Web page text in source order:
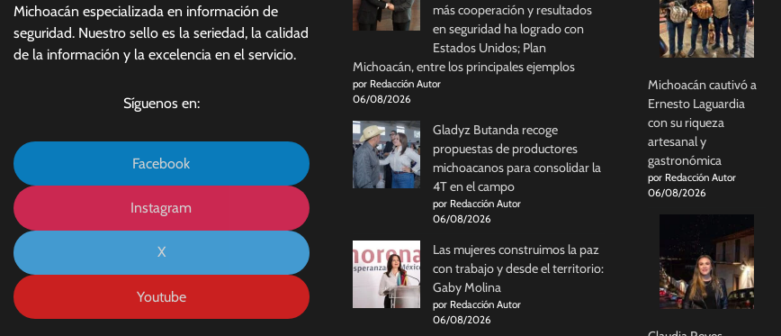
Michoacán especializada en información de
seguridad. Nuestro sello es la seriedad, la calidad
de la información y la excelencia en el servicio.
Síguenos en:
Facebook
Instagram
X
Youtube
más cooperación y resultados
en seguridad ha logrado con
Estados Unidos; Plan
Michoacán, entre los principales ejemplos
por Redacción Autor
06/08/2026
Gladyz Butanda recoge
propuestas de productores
michoacanos para consolidar la
4T en el campo
por Redacción Autor
06/08/2026
Las mujeres construimos la paz
con trabajo y desde el territorio:
Gaby Molina
por Redacción Autor
06/08/2026
Michoacán cautivó a
Ernesto Laguardia
con su riqueza
artesanal y
gastronómica
por Redacción Autor
06/08/2026